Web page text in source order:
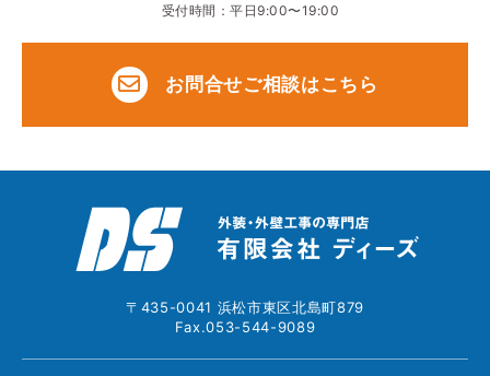
受付時間：平日9:00〜19:00
お問合せご相談はこちら
〒435-0041 浜松市東区北島町879
Fax.053-544-9089